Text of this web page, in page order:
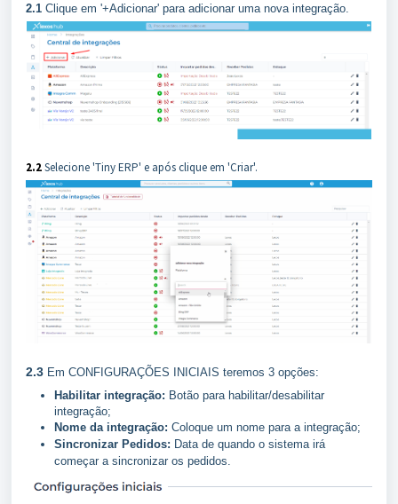
2.1 Clique em '+Adicionar' para adicionar uma nova integração.
2.2Selecione 'Tiny ERP' e após clique em 'Criar'.
2.3 Em CONFIGURAÇÕES INICIAIS teremos 3 opções:
Habilitar integração: Botão para habilitar/desabilitar
integração;
Nome da integração: Coloque um nome para a integração;
Sincronizar Pedidos: Data de quando o sistema irá
começar a sincronizar os pedidos.